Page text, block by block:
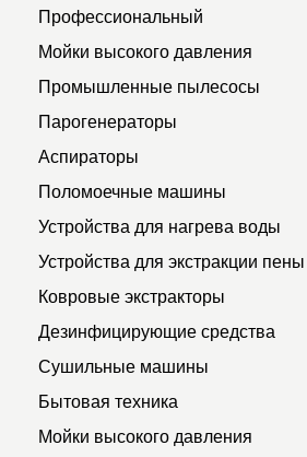
Профессиональный
Мойки высокого давления
Промышленные пылесосы
Парогенераторы
Аспираторы
Поломоечные машины
Устройства для нагрева воды
Устройства для экстракции пены
Ковровые экстракторы
Дезинфицирующие средства
Сушильные машины
Бытовая техника
Мойки высокого давления